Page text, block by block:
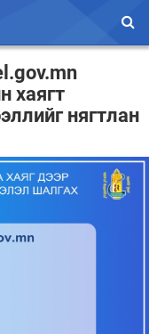
хаягт
нягтлан